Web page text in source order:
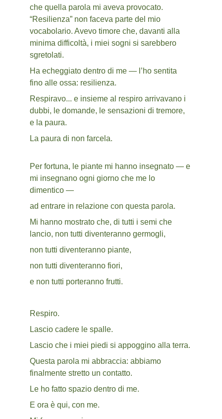
che quella parola mi aveva provocato.
“Resilienza” non faceva parte del mio
vocabolario. Avevo timore che, davanti alla
minima difficoltà, i miei sogni si sarebbero
sgretolati.
Ha echeggiato dentro di me — l’ho sentita
fino alle ossa: resilienza.
Respiravo... e insieme al respiro arrivavano i
dubbi, le domande, le sensazioni di tremore,
e la paura.
La paura di non farcela.
Per fortuna, le piante mi hanno insegnato — e
mi insegnano ogni giorno che me lo
dimentico —
ad entrare in relazione con questa parola.
Mi hanno mostrato che, di tutti i semi che
lancio, non tutti diventeranno germogli,
non tutti diventeranno piante,
non tutti diventeranno fiori,
e non tutti porteranno frutti.
Respiro.
Lascio cadere le spalle.
Lascio che i miei piedi si appoggino alla terra.
Questa parola mi abbraccia: abbiamo
finalmente stretto un contatto.
Le ho fatto spazio dentro di me.
E ora è qui, con me.